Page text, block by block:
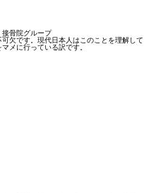
骨院グループ
欠です。現代日本人はこのことを理解して
メに行っている訳です。